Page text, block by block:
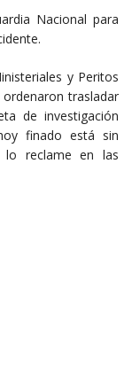
Nacional para
y Peritos
trasladar
de investigación
finado está sin
lo reclame en las